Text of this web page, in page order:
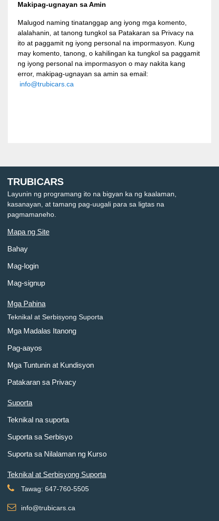
Makipag-ugnayan sa Amin
Malugod naming tinatanggap ang iyong mga komento,
alalahanin, at tanong tungkol sa Patakaran sa Privacy na
ito at paggamit ng iyong personal na impormasyon. Kung
may komento, tanong, o kahilingan ka tungkol sa paggamit
ng iyong personal na impormasyon o may nakita kang
error, makipag-ugnayan sa amin sa email:
info@trubicars.ca
TRUBICARS
Layunin ng programang ito na bigyan ka ng kaalaman,
kasanayan, at tamang pag-uugali para sa ligtas na
pagmamaneho.
Mapa ng Site
Bahay
Mag-login
Mag-signup
Mga Pahina
Teknikal at Serbisyong Suporta
Mga Madalas Itanong
Pag-aayos
Mga Tuntunin at Kundisyon
Patakaran sa Privacy
Suporta
Teknikal na suporta
Suporta sa Serbisyo
Suporta sa Nilalaman ng Kurso
Teknikal at Serbisyong Suporta
Tawag: 647-760-5505
info@trubicars.ca